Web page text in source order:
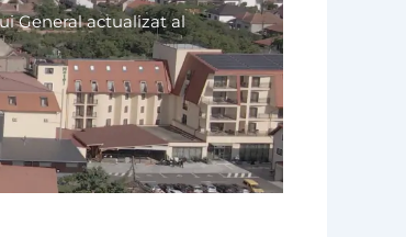
General actualizat al